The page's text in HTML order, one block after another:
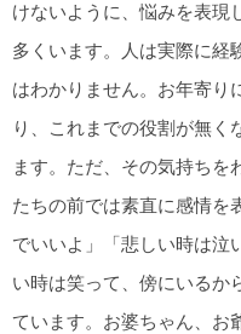
けないように、悩みを表現
多くいます。人は実際に経
はわかりません。お年寄り
り、これまでの役割が無く
ます。ただ、その気持ちを
たちの前では素直に感情を
でいいよ」「悲しい時は泣
い時は笑って、傍にいるか
ています。お婆ちゃん、お